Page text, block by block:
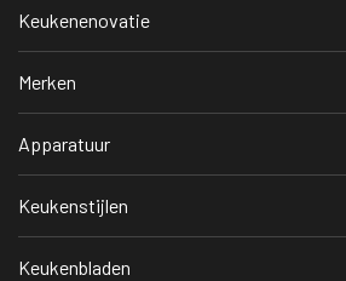
Keukenenovatie
Merken
Apparatuur
Keukenstijlen
Keukenbladen